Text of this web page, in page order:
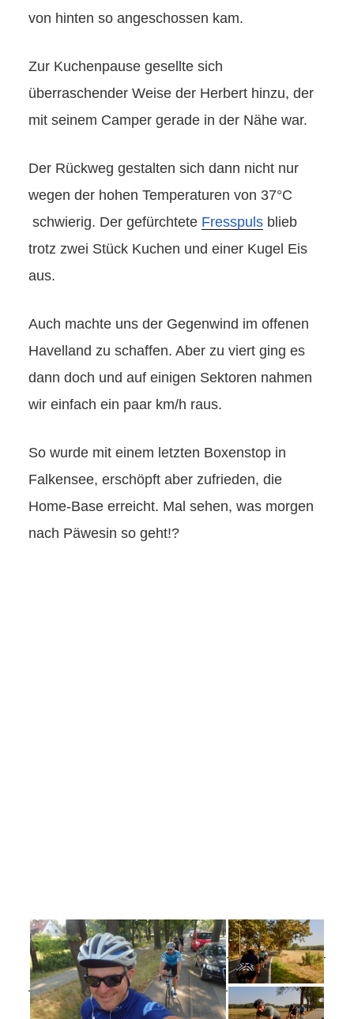
von hinten so angeschossen kam.
Zur Kuchenpause gesellte sich
überraschender Weise der Herbert hinzu, der
mit seinem Camper gerade in der Nähe war.
Der Rückweg gestalten sich dann nicht nur
wegen der hohen Temperaturen von 37°C
schwierig. Der gefürchtete Fresspuls blieb
trotz zwei Stück Kuchen und einer Kugel Eis
aus.
Auch machte uns der Gegenwind im offenen
Havelland zu schaffen. Aber zu viert ging es
dann doch und auf einigen Sektoren nahmen
wir einfach ein paar km/h raus.
So wurde mit einem letzten Boxenstop in
Falkensee, erschöpft aber zufrieden, die
Home-Base erreicht. Mal sehen, was morgen
nach Päwesin so geht!?